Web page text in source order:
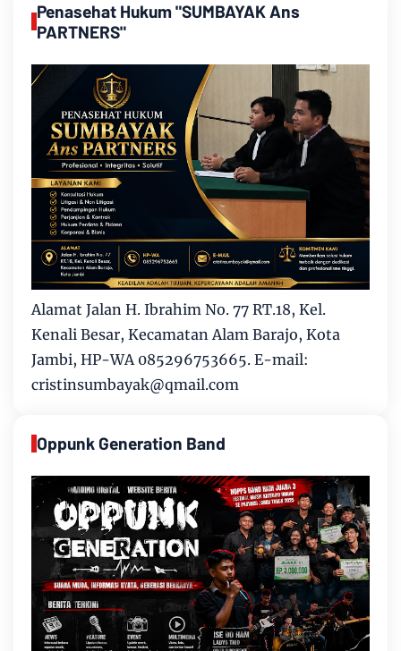
Penasehat Hukum "SUMBAYAK Ans
PARTNERS"
Alamat Jalan H. Ibrahim No. 77 RT.18, Kel.
Kenali Besar, Kecamatan Alam Barajo, Kota
Jambi, HP-WA 085296753665. E-mail:
cristinsumbayak@qmail.com
Oppunk Generation Band